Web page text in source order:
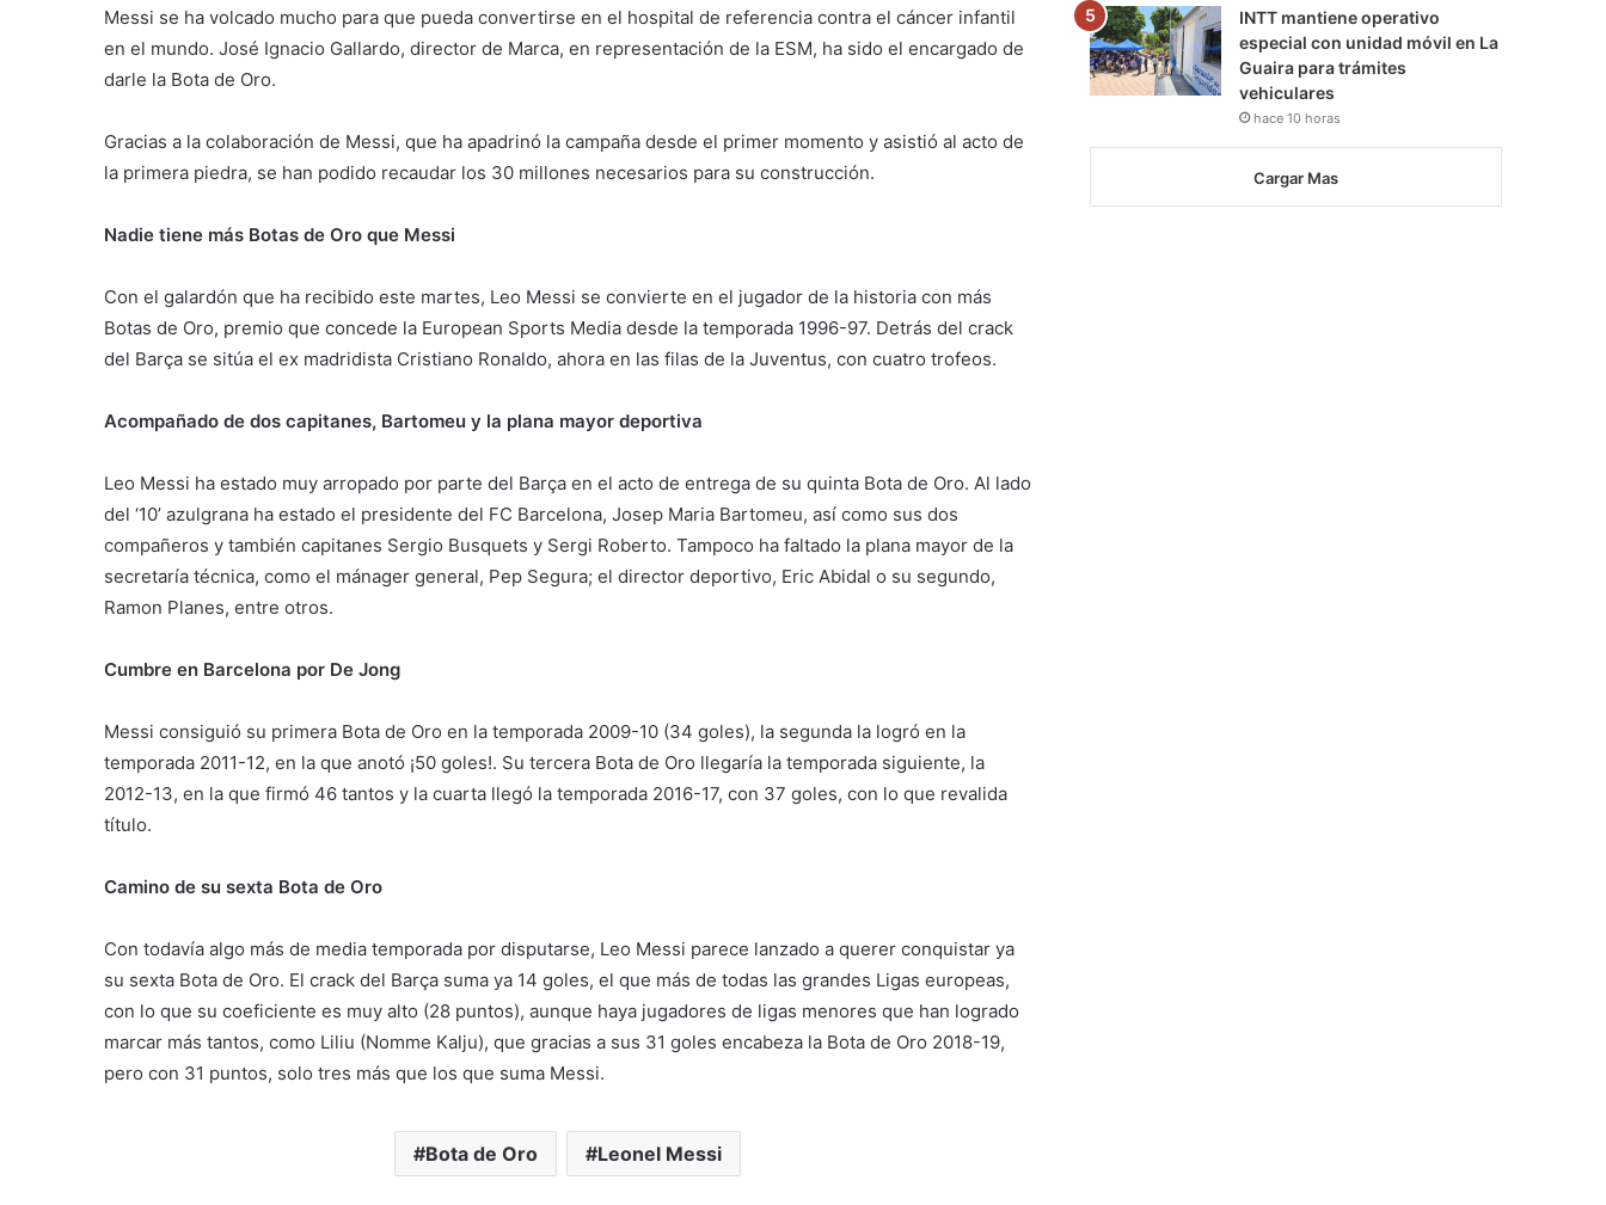
Messi se ha volcado mucho para que pueda convertirse en el hospital de referencia contra el cáncer infantil
en el mundo. José Ignacio Gallardo, director de Marca, en representación de la ESM, ha sido el encargado de
darle la Bota de Oro.
Gracias a la colaboración de Messi, que ha apadrinó la campaña desde el primer momento y asistió al acto de
la primera piedra, se han podido recaudar los 30 millones necesarios para su construcción.
Nadie tiene más Botas de Oro que Messi
Con el galardón que ha recibido este martes, Leo Messi se convierte en el jugador de la historia con más
Botas de Oro, premio que concede la European Sports Media desde la temporada 1996-97. Detrás del crack
del Barça se sitúa el ex madridista Cristiano Ronaldo, ahora en las filas de la Juventus, con cuatro trofeos.
Acompañado de dos capitanes, Bartomeu y la plana mayor deportiva
Leo Messi ha estado muy arropado por parte del Barça en el acto de entrega de su quinta Bota de Oro. Al lado
del ‘10’ azulgrana ha estado el presidente del FC Barcelona, Josep Maria Bartomeu, así como sus dos
compañeros y también capitanes Sergio Busquets y Sergi Roberto. Tampoco ha faltado la plana mayor de la
secretaría técnica, como el mánager general, Pep Segura; el director deportivo, Eric Abidal o su segundo,
Ramon Planes, entre otros.
Cumbre en Barcelona por De Jong
Messi consiguió su primera Bota de Oro en la temporada 2009-10 (34 goles), la segunda la logró en la
temporada 2011-12, en la que anotó ¡50 goles!. Su tercera Bota de Oro llegaría la temporada siguiente, la
2012-13, en la que firmó 46 tantos y la cuarta llegó la temporada 2016-17, con 37 goles, con lo que revalida
título.
Camino de su sexta Bota de Oro
Con todavía algo más de media temporada por disputarse, Leo Messi parece lanzado a querer conquistar ya
su sexta Bota de Oro. El crack del Barça suma ya 14 goles, el que más de todas las grandes Ligas europeas,
con lo que su coeficiente es muy alto (28 puntos), aunque haya jugadores de ligas menores que han logrado
marcar más tantos, como Liliu (Nomme Kalju), que gracias a sus 31 goles encabeza la Bota de Oro 2018-19,
pero con 31 puntos, solo tres más que los que suma Messi.
Bota de Oro Leonel Messi
INTT mantiene operativo
especial con unidad móvil en La
Guaira para trámites
vehiculares
hace 10 horas
Cargar Mas